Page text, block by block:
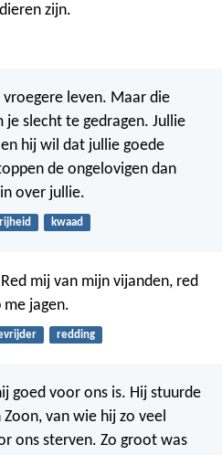
zijn.
leven. Maar die
je slecht te gedragen. Jullie
hij wil dat jullie goede
de ongelovigen dan
over jullie.
kwaad
Red mij van mijn vijanden, red
jagen.
redding
goed voor ons is. Hij stuurde
van wie hij zo veel
ons sterven. Zo groot was